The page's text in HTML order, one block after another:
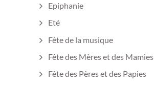
Epiphanie
Eté
Fête de la musique
Fête des Mères et des Mamies
Fête des Pères et des Papies